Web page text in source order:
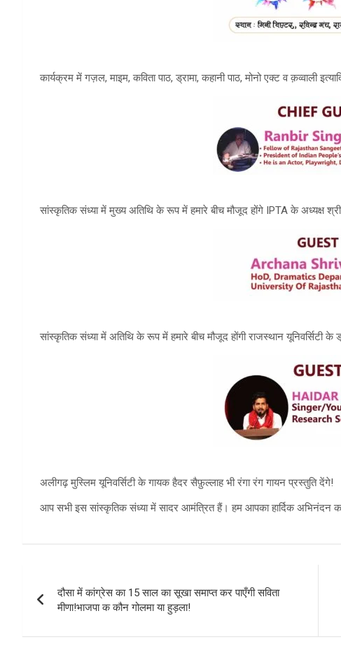
कार्यक्रम में गज़ल, माइम, कविता पाठ, ड्रामा, कहानी पाठ, मोनो एक्ट व क़व्वाली
सांस्कृतिक संध्या में मुख्य अतिथि के रूप में हमारे बीच मौजूद होंगे IPTA के अध्यक्ष
सांस्कृतिक संध्या में अतिथि के रूप में हमारे बीच मौजूद होंगी राजस्थान यूनिवर्सिटी के
अलीगढ़ मुस्लिम यूनिवर्सिटी के गायक हैदर सैफ़ुल्लाह भी रंगा रंग गायन प्रस्तुति देंगे!
आप सभी इस सांस्कृतिक संध्या में सादर आमंत्रित हैं। हम आपका हार्दिक अभिनंदन
navigation
दौसा में कांग्रेस का 15 साल का सूखा समाप्त कर पाएँगी सविता
मीणा!भाजपा क कौन गोलमा या हुड़ला!